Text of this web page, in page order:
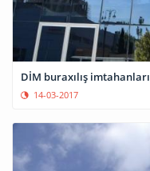
DİM buraxılış
14-03-2017